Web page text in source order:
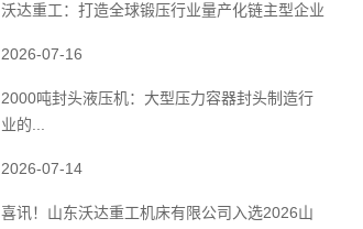
沃达重工：打造全球锻压行业量产化链主型企业
2026-07-16
2000吨封头液压机：大型压力容器封头制造行
业的...
2026-07-14
喜讯！山东沃达重工机床有限公司入选2026山